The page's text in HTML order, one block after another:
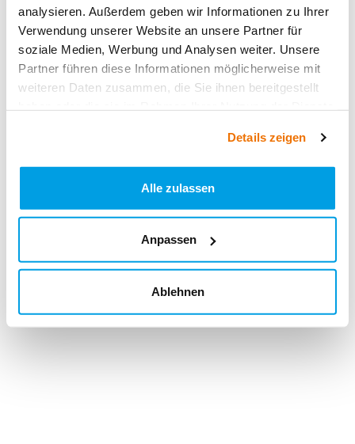
analysieren. Außerdem geben wir Informationen zu Ihrer
Verwendung unserer Website an unsere Partner für
soziale Medien, Werbung und Analysen weiter. Unsere
Partner führen diese Informationen möglicherweise mit
weiteren Daten zusammen, die Sie ihnen bereitgestellt
Details zeigen
Alle zulassen
Anpassen
Ablehnen